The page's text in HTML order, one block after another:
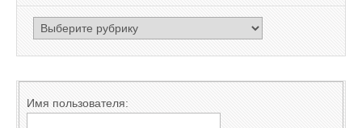
РУБРИКАТОР
Имя пользователя: